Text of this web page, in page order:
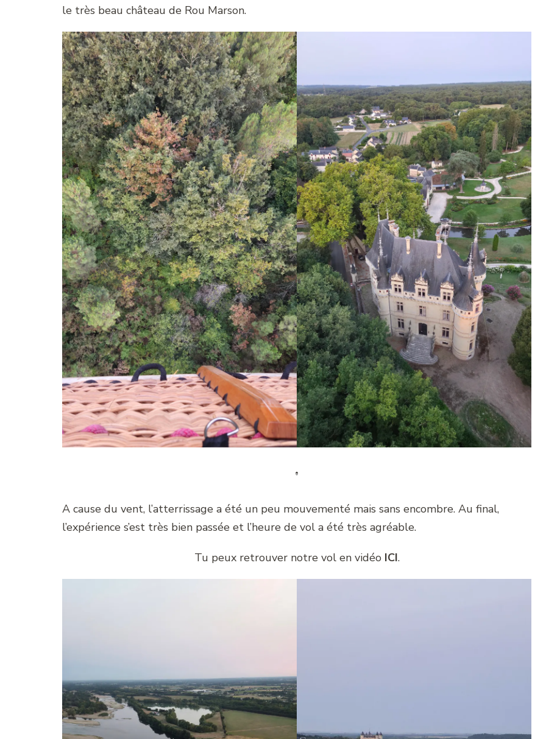
le très beau château de Rou Marson.
A cause du vent, l’atterrissage a été un peu mouvementé mais sans encombre. Au final,
l’expérience s’est très bien passée et l’heure de vol a été très agréable.
Tu peux retrouver notre vol en vidéo ICI.